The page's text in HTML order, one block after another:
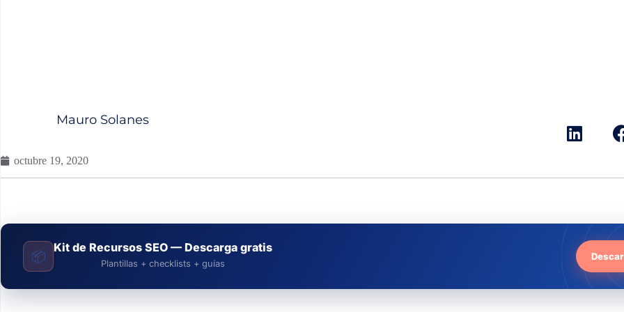
Mauro Solanes
octubre 19, 2020
📦
Kit de Recursos SEO — Descarga gratis
Plantillas + checklists + guías